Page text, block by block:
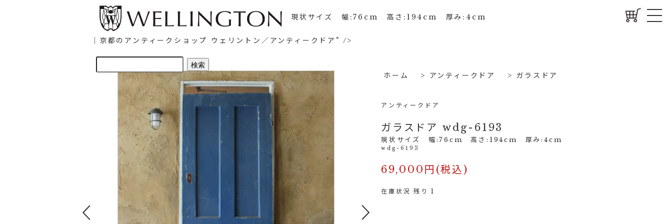
現状サイズ 幅:76cm 高さ:194cm 厚み:4cm
｜京都のアンティークショップ ウェリントン／アンティークドア" />
ホーム > アンティークドア > ガラスドア
アンティークドア
ガラスドア wdg-6193
現状サイズ 幅:76cm 高さ:194cm 厚み:4cm
wdg-6193
69,000円(税込)
在庫状況 残り 1